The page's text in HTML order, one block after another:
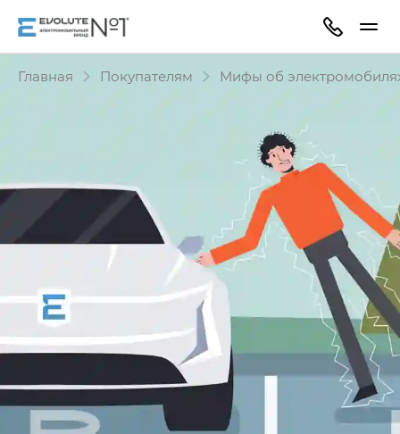
Главная Покупателям Мифы об